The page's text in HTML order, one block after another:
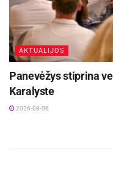
AKTUALIJOS
Panevėžys stiprina
Karalyste
2026-08-06